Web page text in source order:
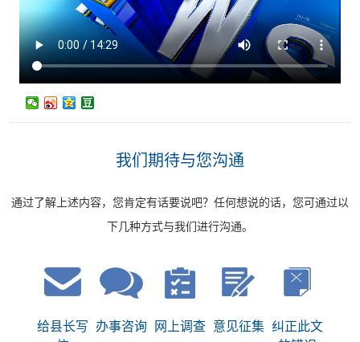
我们期待与您沟通
通过了解上述内容，您肯定有话要说吧？任何想说的话，您可通过以
下几种方式与我们进行沟通。
给县长写
办事咨询 网上调查 意见征集 纠正此文